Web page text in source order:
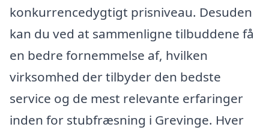
konkurrencedygtigt prisniveau. Desuden
kan du ved at sammenligne tilbuddene få
en bedre fornemmelse af, hvilken
virksomhed der tilbyder den bedste
service og de mest relevante erfaringer
inden for stubfræsning i Grevinge. Hver